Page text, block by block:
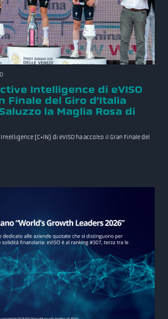
Intelligence di eVISO
Finale del Giro d’Italia
la Maglia Rosa di
(C•IN) di eVISO ha accolto il Gran Finale del